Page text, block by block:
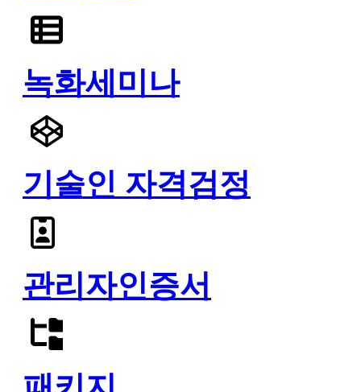
녹화세미나
기술인 자격검정
관리자인증서